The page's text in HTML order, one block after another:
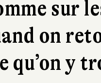
sur
on
qu’on y